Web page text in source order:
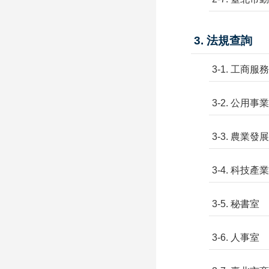
3. 法規查詢
3-1. 工商服務
3-2. 公用事業
3-3. 農業發展
3-4. 科技產
3-5. 秘書室
3-6. 人事室